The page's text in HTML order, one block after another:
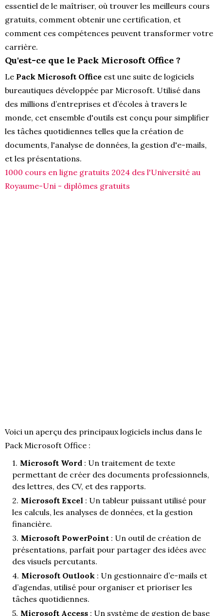
essentiel de le maîtriser, où trouver les meilleurs cours
gratuits, comment obtenir une certification, et
comment ces compétences peuvent transformer votre
carrière.
Qu'est-ce que le Pack Microsoft Office ?
Le Pack Microsoft Office est une suite de logiciels
bureautiques développée par Microsoft. Utilisé dans
des millions d’entreprises et d’écoles à travers le
monde, cet ensemble d'outils est conçu pour simplifier
les tâches quotidiennes telles que la création de
documents, l'analyse de données, la gestion d'e-mails,
et les présentations.
1000 cours en ligne gratuits 2024 des l'Université au
Royaume-Uni - diplômes gratuits
Voici un aperçu des principaux logiciels inclus dans le
Pack Microsoft Office :
Microsoft Word : Un traitement de texte
permettant de créer des documents professionnels,
des lettres, des CV, et des rapports.
Microsoft Excel : Un tableur puissant utilisé pour
les calculs, les analyses de données, et la gestion
financière.
Microsoft PowerPoint : Un outil de création de
présentations, parfait pour partager des idées avec
des visuels percutants.
Microsoft Outlook : Un gestionnaire d’e-mails et
d’agendas, utilisé pour organiser et prioriser les
tâches quotidiennes.
Microsoft Access : Un système de gestion de base